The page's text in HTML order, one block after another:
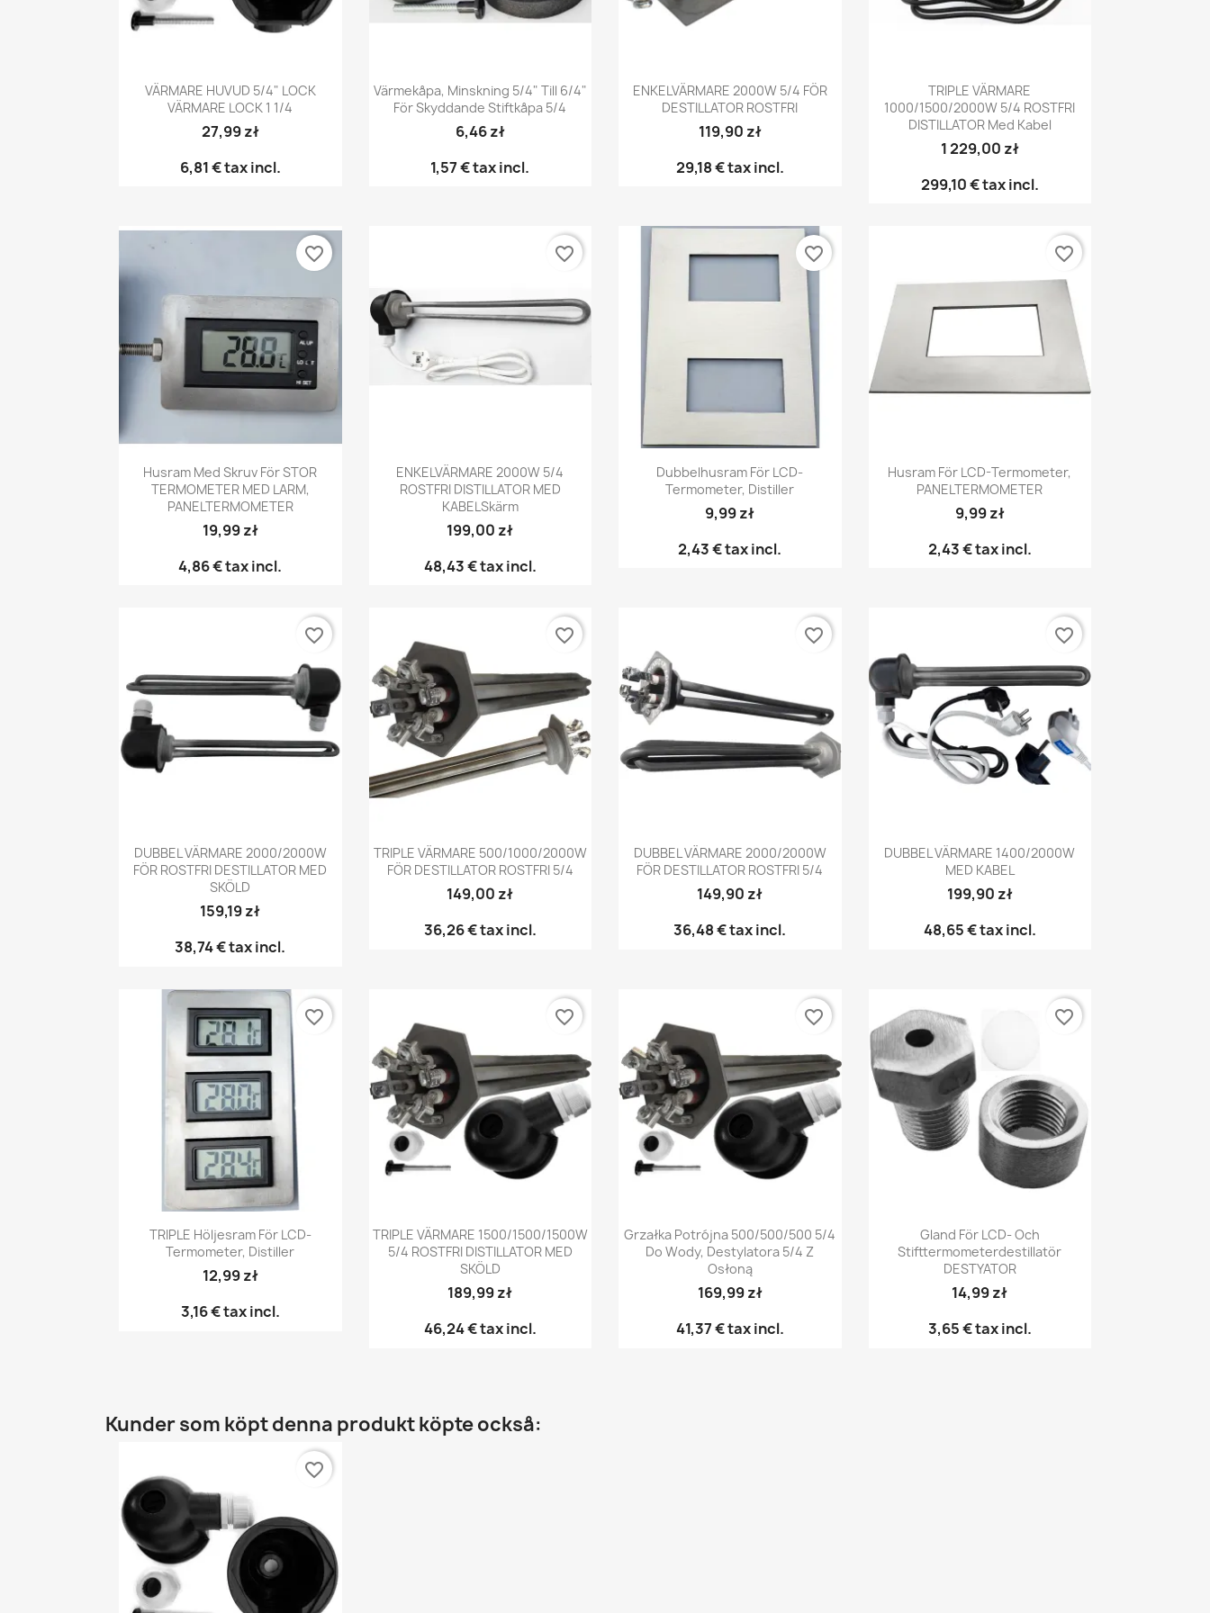
Snabbvy
VÄRMARE HUVUD 5/4" LOCK
VÄRMARE LOCK 1 1/4
27,99 zł
6,81 €tax incl.
Snabbvy
Värmekåpa, Minskning 5/4" Till 6/4"
För Skyddande Stiftkåpa 5/4
6,46 zł
1,57 €tax incl.
Snabbvy
ENKELVÄRMARE 2000W 5/4 FÖR
DESTILLATOR ROSTFRI
119,90 zł
29,18 €tax incl.
 Snabbvy
TRIPLE VÄRMARE
1000/1500/2000W 5/4 ROSTFRI
DISTILLATOR Med Kabel
1 229,00 zł
299,10 €tax incl.
Snabbvy
Husram Med Skruv För STOR
TERMOMETER MED LARM,
PANELTERMOMETER
19,99 zł
4,86 €tax incl.
favorite_border
Snabbvy
ENKELVÄRMARE 2000W 5/4
ROSTFRI DISTILLATOR MED
KABELSkärm
199,00 zł
48,43 €tax incl.
favorite_border
Snabbvy
Dubbelhusram För LCD-
Termometer, Distiller
9,99 zł
2,43 €tax incl.
favorite_border
Snabbvy
Husram För LCD-Termometer,
PANELTERMOMETER
9,99 zł
2,43 €tax incl.
favorite_border
Snabbvy
DUBBEL VÄRMARE 2000/2000W
FÖR ROSTFRI DESTILLATOR MED
SKÖLD
159,19 zł
38,74 €tax incl.
favorite_border
Snabbvy
TRIPLE VÄRMARE 500/1000/2000W
FÖR DESTILLATOR ROSTFRI 5/4
149,00 zł
36,26 €tax incl.
favorite_border
Snabbvy
DUBBEL VÄRMARE 2000/2000W
FÖR DESTILLATOR ROSTFRI 5/4
149,90 zł
36,48 €tax incl.
favorite_border
Snabbvy
DUBBEL VÄRMARE 1400/2000W
MED KABEL
199,90 zł
48,65 €tax incl.
favorite_border
Snabbvy
TRIPLE Höljesram För LCD-
Termometer, Distiller
12,99 zł
3,16 €tax incl.
favorite_border
Snabbvy
TRIPLE VÄRMARE 1500/1500/1500W
5/4 ROSTFRI DISTILLATOR MED
SKÖLD
189,99 zł
46,24 €tax incl.
favorite_border
Snabbvy
Grzałka Potrójna 500/500/500 5/4
Do Wody, Destylatora 5/4 Z
Osłoną
169,99 zł
41,37 €tax incl.
favorite_border
 Snabbvy
Gland För LCD- Och
Stifttermometerdestillatör
DESTYATOR
14,99 zł
3,65 €tax incl.
favorite_border
Kunder som köpt denna produkt köpte också:
favorite_border